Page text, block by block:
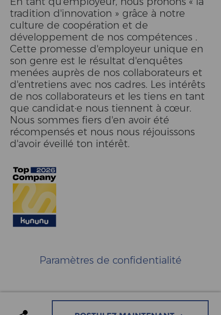
tradition d'innovation » grâce à notre
culture de coopération et de
développement de nos compétences .
Cette promesse d'employeur unique en
son genre est le résultat d'enquêtes
menées auprès de nos collaborateurs et
d'entretiens avec nos cadres. Les intérêts
de nos collaborateurs et les tiens en tant
que candidat·e nous tiennent à cœur.
Nous sommes fiers d'en avoir été
récompensés et nous nous réjouissons
d'avoir éveillé ton intérêt.
Paramètres de confidentialité